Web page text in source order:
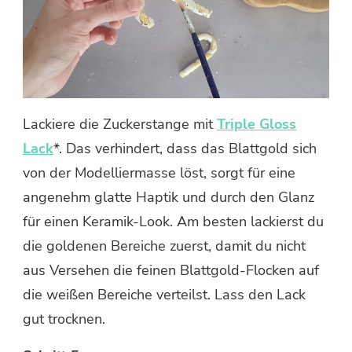
Lackiere die Zuckerstange mitTriple Gloss
Lack*. Das verhindert, dass das Blattgold sich
von der Modelliermasse löst, sorgt für eine
angenehm glatte Haptik und durch den Glanz
für einen Keramik-Look. Am besten lackierst du
die goldenen Bereiche zuerst, damit du nicht
aus Versehen die feinen Blattgold-Flocken auf
die weißen Bereiche verteilst. Lass den Lack
gut trocknen.